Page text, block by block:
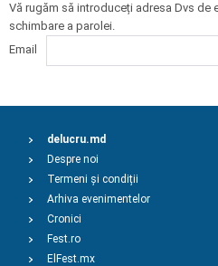
Vă rugăm să introduceți adresa Dvs de
schimbare a parolei.
Email
delucru.md
Despre noi
Termeni și condiții
Arhiva evenimentelor
Cronici
Fest.ro
ElFest.mx